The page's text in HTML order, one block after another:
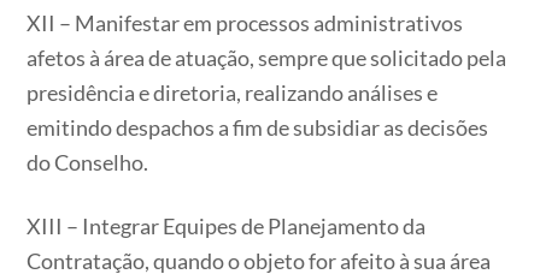
XII – Manifestar em processos administrativos
afetos à área de atuação, sempre que solicitado pela
presidência e diretoria, realizando análises e
emitindo despachos a fim de subsidiar as decisões
do Conselho.
XIII – Integrar Equipes de Planejamento da
Contratação, quando o objeto for afeito à sua área